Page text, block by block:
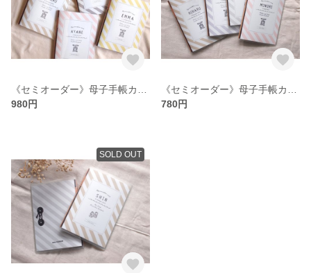
980円
780円
SOLD OUT